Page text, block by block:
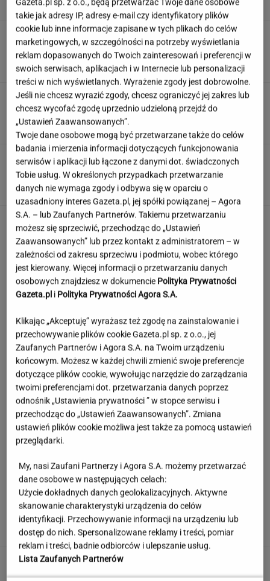
SUBSKRYPCJA
Poszedł na L4 i stracił pracę. Firma
zapłaci mu teraz 200 tys. euro
Rolnik zaorał nowy asfalt za 400 tys. zł.
Wcześniej rozwalał krawężniki
Wiadomo, ile emerytury dostaje Kwaśniewska.
Kwota zaskakuje
Wystarczy jedno spojrzenie i już wiadomo. Po
tym poznasz turystę we Włoszech
Polska aktorka ma na koncie złote medale i
rekordy. "Wciąż mam niedosyt"
Legia zatrzymana. Prowadziła 1:0 i dała się
zaskoczyć
Gazeta.pl sp. z o.o., będą przetwarzać Twoje dane osobowe
takie jak adresy IP, adresy e-mail czy identyfikatory plików
cookie lub inne informacje zapisane w tych plikach do celów
marketingowych, w szczególności na potrzeby wyświetlania
reklam dopasowanych do Twoich zainteresowań i preferencji w
swoich serwisach, aplikacjach i w Internecie lub personalizacji
treści w nich wyświetlanych. Wyrażenie zgody jest dobrowolne.
Jeśli nie chcesz wyrazić zgody, chcesz ograniczyć jej zakres lub
chcesz wycofać zgodę uprzednio udzieloną przejdź do
„Ustawień Zaawansowanych”.
Twoje dane osobowe mogą być przetwarzane także do celów
badania i mierzenia informacji dotyczących funkcjonowania
serwisów i aplikacji lub łączone z danymi dot. świadczonych
Tobie usług. W określonych przypadkach przetwarzanie
danych nie wymaga zgody i odbywa się w oparciu o
uzasadniony interes Gazeta.pl, jej spółki powiązanej – Agora
S.A. – lub Zaufanych Partnerów. Takiemu przetwarzaniu
możesz się sprzeciwić, przechodząc do „Ustawień
Zaawansowanych” lub przez kontakt z administratorem – w
zależności od zakresu sprzeciwu i podmiotu, wobec którego
jest kierowany. Więcej informacji o przetwarzaniu danych
osobowych znajdziesz w dokumencie Polityka Prywatności
Gazeta.pl i Polityka Prywatności Agora S.A.
Klikając „Akceptuję” wyrażasz też zgodę na zainstalowanie i
przechowywanie plików cookie Gazeta.pl sp. z o.o., jej
Zaufanych Partnerów i Agora S.A. na Twoim urządzeniu
końcowym. Możesz w każdej chwili zmienić swoje preferencje
dotyczące plików cookie, wywołując narzędzie do zarządzania
twoimi preferencjami dot. przetwarzania danych poprzez
odnośnik „Ustawienia prywatności ” w stopce serwisu i
przechodząc do „Ustawień Zaawansowanych”. Zmiana
ustawień plików cookie możliwa jest także za pomocą ustawień
przeglądarki.
My, nasi Zaufani Partnerzy i Agora S.A. możemy przetwarzać
dane osobowe w następujących celach:
Użycie dokładnych danych geolokalizacyjnych. Aktywne
skanowanie charakterystyki urządzenia do celów
identyfikacji. Przechowywanie informacji na urządzeniu lub
dostęp do nich. Spersonalizowane reklamy i treści, pomiar
reklam i treści, badnie odbiorców i ulepszanie usług.
Lista Zaufanych Partnerów